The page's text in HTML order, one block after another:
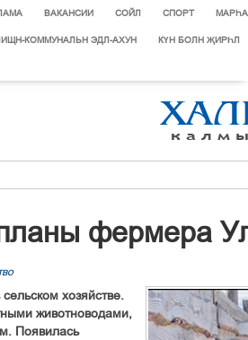
ВАКАНСИИ СОЙЛ СПОРТ
КОММУНАЛЬН ЭДЛ-АХУН КҮН БОЛН ҖИРҺЛ
фермера
хозяйстве.
животноводами,
Появилась